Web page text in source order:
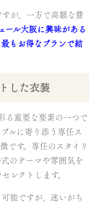
が、一方で高額な費
ール大阪に興味がある
もお得なプランで結
した衣装
る重要な要素の一つで
ルに寄り添う専任ス
です。専任のスタイリ
のテーマや雰囲気を
レクトします。
能ですが、迷いがち